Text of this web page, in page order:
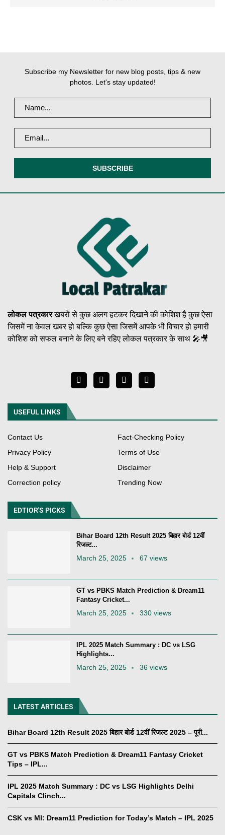
Subscribe my Newsletter for new blog posts, tips & new
photos. Let's stay updated!
लोकल पत्रकारखबरों से कुछ अलग हटकर दिखाने की कोशिश है कुछ ऐसा
जिसमें ना केवल खबर हो बल्कि कुछ ऐसा जिसमें आपके भी विचार हो हमारी
कोशिश को सफल बनाने के लिए बने रहिए लोकल पत्रकार के साथ 🎤🎥
USEFUL LINKS
Contact Us
Fact-Checking Policy
Privacy Policy
Terms of Use
Help & Support
Disclaimer
Correction policy
Trending Now
EDTIOR'S PICKS
Bihar Board 12th Result 2025 बिहार बोर्ड 12वीं
रिजल्ट...
March 25, 2025 67 views
GT vs PBKS Match Prediction & Dream11
Fantasy Cricket...
March 25, 2025 330 views
IPL 2025 Match Summary : DC vs LSG
Highlights...
March 25, 2025 36 views
LATEST ARTICLES
Bihar Board 12th Result 2025 बिहार बोर्ड 12वीं रिजल्ट 2025 – पूरी...
GT vs PBKS Match Prediction & Dream11 Fantasy Cricket
Tips – IPL...
IPL 2025 Match Summary : DC vs LSG Highlights Delhi
Capitals Clinch...
CSK vs MI: Dream11 Prediction for Today’s Match – IPL 2025